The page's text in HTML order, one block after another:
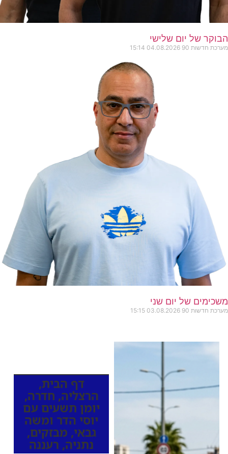
הבוקר של יום שלישי
מערכת חדשות 90 04.08.2026
15:14
משכימים של יום שני
מערכת חדשות 90 03.08.2026
15:15
דף הבית,
הרצליה, חדרה,
יומן תשעים עם
יוסי הדר ומשה
גבאי, מבזקים,
נתניה, רעננה